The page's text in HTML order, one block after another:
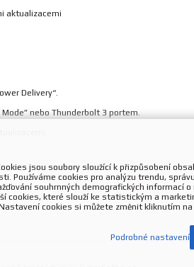
aktualizacemi
Delivery“.
nebo Thunderbolt 3 portem.
jsou soubory sloužící k přizpůsobení
Používáme cookies pro analýzu trendu,
souhrnných demografických informací o
cookies, které slouží ke statistickým a
cookies si můžete změnit kliknutím na
Podrobné nastavení